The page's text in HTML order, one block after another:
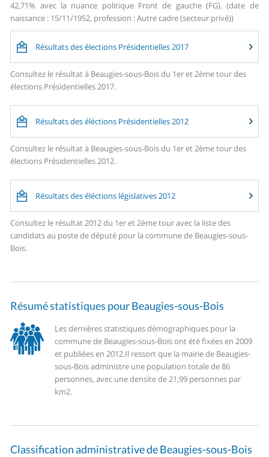
42,71% avec la nuance politique Front de gauche (FG). (date de
naissance : 15/11/1952, profession : Autre cadre (secteur privé))
Résultats des élections Présidentielles 2017
Consultez le résultat à Beaugies-sous-Bois du 1er et 2ème tour des
élections Présidentielles 2017.
Résultats des éléctions Présidentielles 2012
Consultez le résultat à Beaugies-sous-Bois du 1er et 2ème tour des
élections Présidentielles 2012.
Résultats des éléctions législatives 2012
Consultez le résultat 2012 du 1er et 2ème tour avec la liste des
candidats au poste de député pour la commune de Beaugies-sous-
Bois.
Résumé statistiques pour Beaugies-sous-Bois
Les dernières statistiques démographiques pour la
commune de Beaugies-sous-Bois ont été fixées en 2009
et publiées en 2012.Il ressort que la mairie de Beaugies-
sous-Bois administre une population totale de 86
personnes, avec une densite de 21,99 personnes par
km2.
Classification administrative de Beaugies-sous-Bois